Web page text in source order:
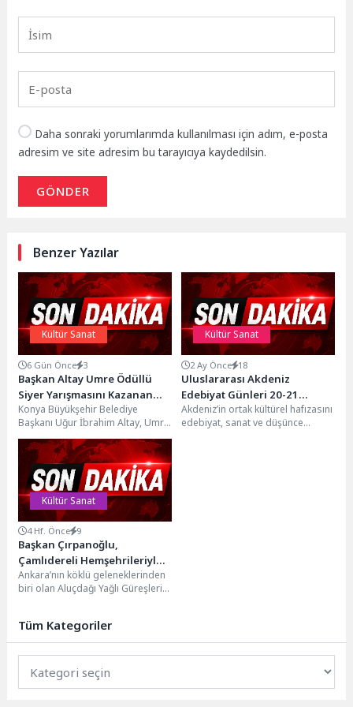
Daha sonraki yorumlarımda kullanılması için adım, e-posta
adresim ve site adresim bu tarayıcıya kaydedilsin.
GÖNDER
Benzer Yazılar
Kültür Sanat
6 Gün Önce 3
Başkan Altay Umre Ödüllü
Siyer Yarışmasını Kazanan
Öğrenciler ve Aileleriyle
Buluştu
Konya Büyükşehir Belediye
Başkanı Uğur İbrahim Altay, Umre
Ödüllü Siyer Yarışması’nı
kazananlara yönelik düzenlenen
eğitim...
Kültür Sanat
2 Ay Önce 18
Uluslararası Akdeniz
Edebiyat Günleri 20-21
Haziran’da Didim’de
Akdeniz’in ortak kültürel hafızasını
edebiyat, sanat ve düşünce
Kültür Sanat
4 Hf. Önce 9
Başkan Çırpanoğlu,
Çamlıdereli Hemşehrileriyle
Festivalde Buluştu
Ankara’nın köklü geleneklerinden
biri olan Aluçdağı Yağlı Güreşleri
Tüm Kategoriler